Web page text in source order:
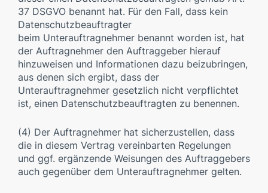
37 DSGVO benannt hat. Für den Fall, dass kein
Datenschutzbeauftragter
beim Unterauftragnehmer benannt worden ist, hat
der Auftragnehmer den Auftraggeber hierauf
hinzuweisen und Informationen dazu beizubringen,
aus denen sich ergibt, dass der
Unterauftragnehmer gesetzlich nicht verpflichtet
ist, einen Datenschutzbeauftragten zu benennen.
(4) Der Auftragnehmer hat sicherzustellen, dass
die in diesem Vertrag vereinbarten Regelungen
und ggf. ergänzende Weisungen des Auftraggebers
auch gegenüber dem Unterauftragnehmer gelten.